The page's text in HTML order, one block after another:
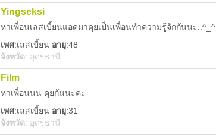
Yingseksi
หาเพื่อนเลสเบี้ยนแอดมาคุยเป็นเพื่อนทำความรู้จักกันนะ..^_^..
เพศ:เลสเบี้ยน อายุ:48
จังหวัด: อุดรธานี
Film
หาเพื่อนนน คุยกันนะคะ
เพศ:เลสเบี้ยน อายุ:31
จังหวัด: อุดรธานี